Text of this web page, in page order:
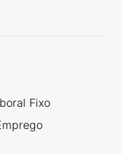
Fixo